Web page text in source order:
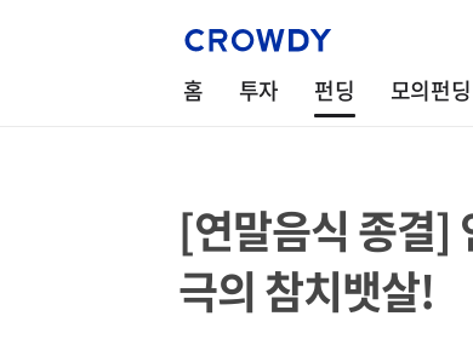
홈 투자 펀딩 모의펀딩
[연말음식 종결]
극의 참치뱃살!